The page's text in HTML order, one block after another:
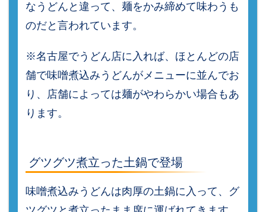
なうどんと違って、麺をかみ締めて味わうも
のだと言われています。
※名古屋でうどん店に入れば、ほとんどの店
舗で味噌煮込みうどんがメニューに並んでお
り、店舗によっては麺がやわらかい場合もあ
ります。
グツグツ煮立った土鍋で登場
味噌煮込みうどんは肉厚の土鍋に入って、グ